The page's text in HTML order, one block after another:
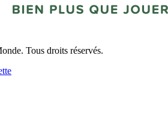
Tous droits réservés.